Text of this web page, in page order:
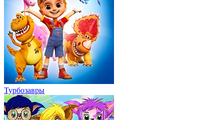
Турбозавры